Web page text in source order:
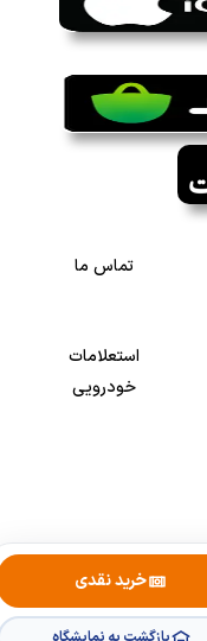
خرید نقدی
تماس ما
استعلامات
خودرویی